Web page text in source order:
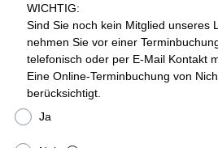
WICHTIG:
Sind Sie noch kein Mitglied unseres
nehmen Sie vor einer
telefonisch oder per E-Mail Kontakt
Eine Online-Terminbuchung von
berücksichtigt.
Ja